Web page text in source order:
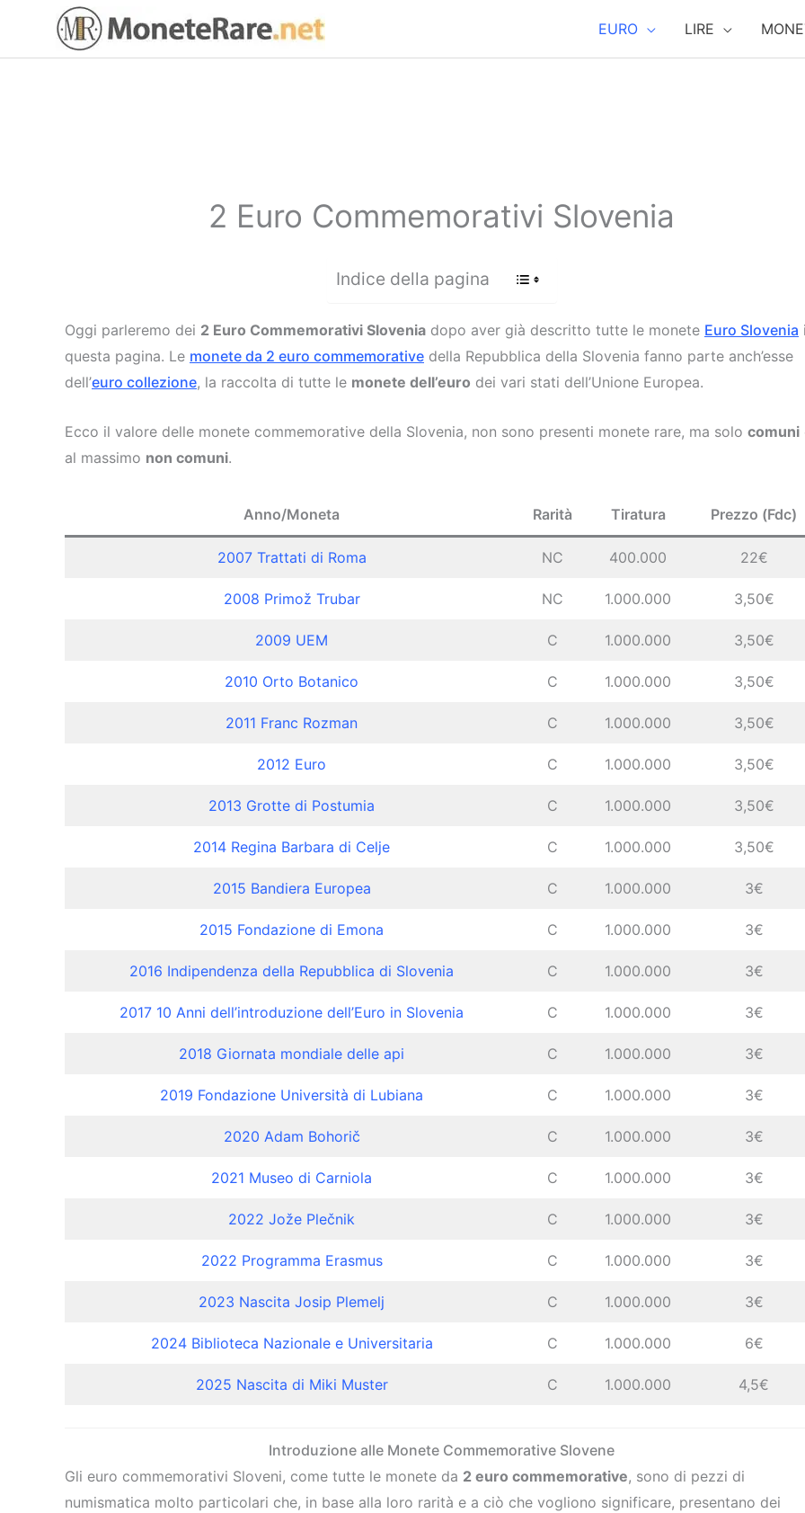
contenuto
EURO LIRE
2 Euro Commemorativi Slovenia
Indice della pagina
Oggi parleremo dei 2 Euro Commemorativi Slovenia dopo aver già descritto tutte le monete Euro Slovenia
questa pagina. Le monete da 2 euro commemorative della Repubblica della Slovenia fanno parte anch’esse
dell’euro collezione, la raccolta di tutte le monete dell’euro dei vari stati dell’Unione Europea.
Ecco il valore delle monete commemorative della Slovenia, non sono presenti monete rare, ma solo comuni
al massimo non comuni.
Anno/Moneta Rarità Tiratura Prezzo (Fdc)
2007 Trattati di Roma NC 400.000 22€
2008 Primož Trubar NC 1.000.000 3,50€
2009 UEM C 1.000.000 3,50€
2010 Orto Botanico C 1.000.000 3,50€
2011 Franc Rozman C 1.000.000 3,50€
2012 Euro C 1.000.000 3,50€
2013 Grotte di Postumia C 1.000.000 3,50€
2014 Regina Barbara di Celje C 1.000.000 3,50€
2015 Bandiera Europea C 1.000.000 3€
2015 Fondazione di Emona C 1.000.000 3€
2016 Indipendenza della Repubblica di Slovenia C 1.000.000 3€
2017 10 Anni dell’introduzione dell’Euro in Slovenia C 1.000.000 3€
2018 Giornata mondiale delle api C 1.000.000 3€
2019 Fondazione Università di Lubiana C 1.000.000 3€
2020 Adam Bohorič C 1.000.000 3€
2021 Museo di Carniola C 1.000.000 3€
2022 Jože Plečnik C 1.000.000 3€
2022 Programma Erasmus C 1.000.000 3€
2023 Nascita Josip Plemelj C 1.000.000 3€
2024 Biblioteca Nazionale e Universitaria C 1.000.000 6€
2025 Nascita di Miki Muster C 1.000.000 4,5€
Introduzione alle Monete Commemorative Slovene
Gli euro commemorativi Sloveni, come tutte le monete da 2 euro commemorative, sono di pezzi di
numismatica molto particolari che, in base alla loro rarità e a ciò che vogliono significare, presentano dei